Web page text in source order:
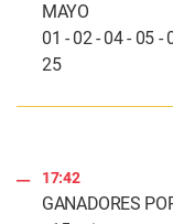
MAYO
01 - 02 - 04 - 05 -
25
17:42
GANADORES